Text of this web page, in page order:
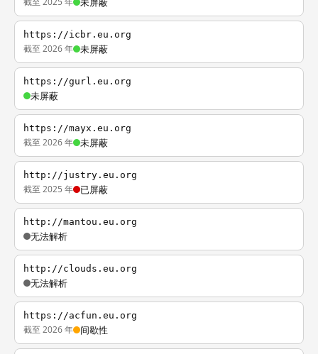
https://icbr.eu.org
截至 2026 年 未屏蔽
https://gurl.eu.org
未屏蔽
https://mayx.eu.org
截至 2026 年 未屏蔽
http://justry.eu.org
截至 2025 年 已屏蔽
http://mantou.eu.org
无法解析
http://clouds.eu.org
无法解析
https://acfun.eu.org
截至 2026 年 间歇性